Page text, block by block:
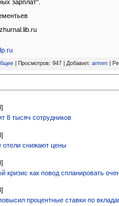
зарплат".
| Просмотров: 947 | Добавил: armen |
8 тысяч сотрудников
отели снижают цены
кризис как повод спланировать
процентные ставки по